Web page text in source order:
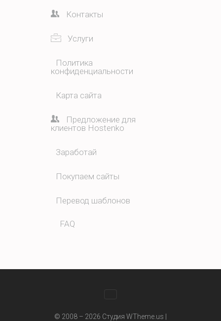
Контакты
Услуги
Политика
конфиденциальности
Карта сайта
Предложение для
клиентов Hostenko
Заработай
Покупаем сайты
Перевод шаблонов
FAQ
© 2008 – 2026 Студия WTheme.us |